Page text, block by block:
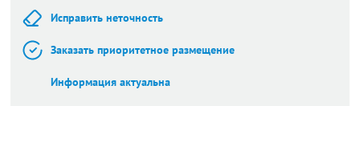
Исправить неточность
Заказать приоритетное размещение
Информация актуальна